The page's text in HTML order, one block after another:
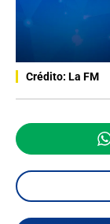
Crédito: La FM